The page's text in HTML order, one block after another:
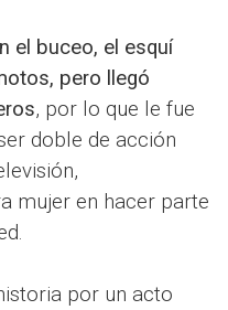
el buceo, el esquí
pero llegó
, por lo que le fue
doble de acción
mujer en hacer parte
por un acto